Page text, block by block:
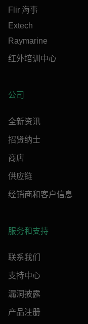
Flir 海事
Extech
Raymarine
红外培训中心
公司
全新资讯
招贤纳士
商店
供应链
经销商和客户信息
服务和支持
联系我们
支持中心
漏洞披露
产品注册